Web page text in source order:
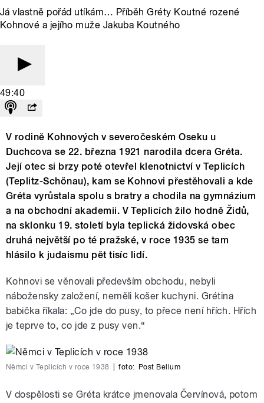
Já vlastně pořád utíkám… Příběh Gréty Koutné rozené
Kohnové a jejího muže Jakuba Koutného
49:40
V rodině Kohnových v severočeském Oseku u
Duchcova se 22. března 1921 narodila dcera Gréta.
Její otec si brzy poté otevřel klenotnictví v Teplicích
(Teplitz-Schönau), kam se Kohnovi přestěhovali a kde
Gréta vyrůstala spolu s bratry a chodila na gymnázium
a na obchodní akademii. V Teplicích žilo hodně Židů,
na sklonku 19. století byla teplická židovská obec
druhá největší po té pražské, v roce 1935 se tam
hlásilo k judaismu pět tisíc lidí.
Kohnovi se věnovali především obchodu, nebyli
nábožensky založení, neměli košer kuchyni. Grétina
babička říkala: „Co jde do pusy, to přece není hřích. Hřích
je teprve to, co jde z pusy ven.“
Němci v Teplicích v roce 1938 foto: Post Bellum
V dospělosti se Gréta krátce jmenovala Červínová, potom